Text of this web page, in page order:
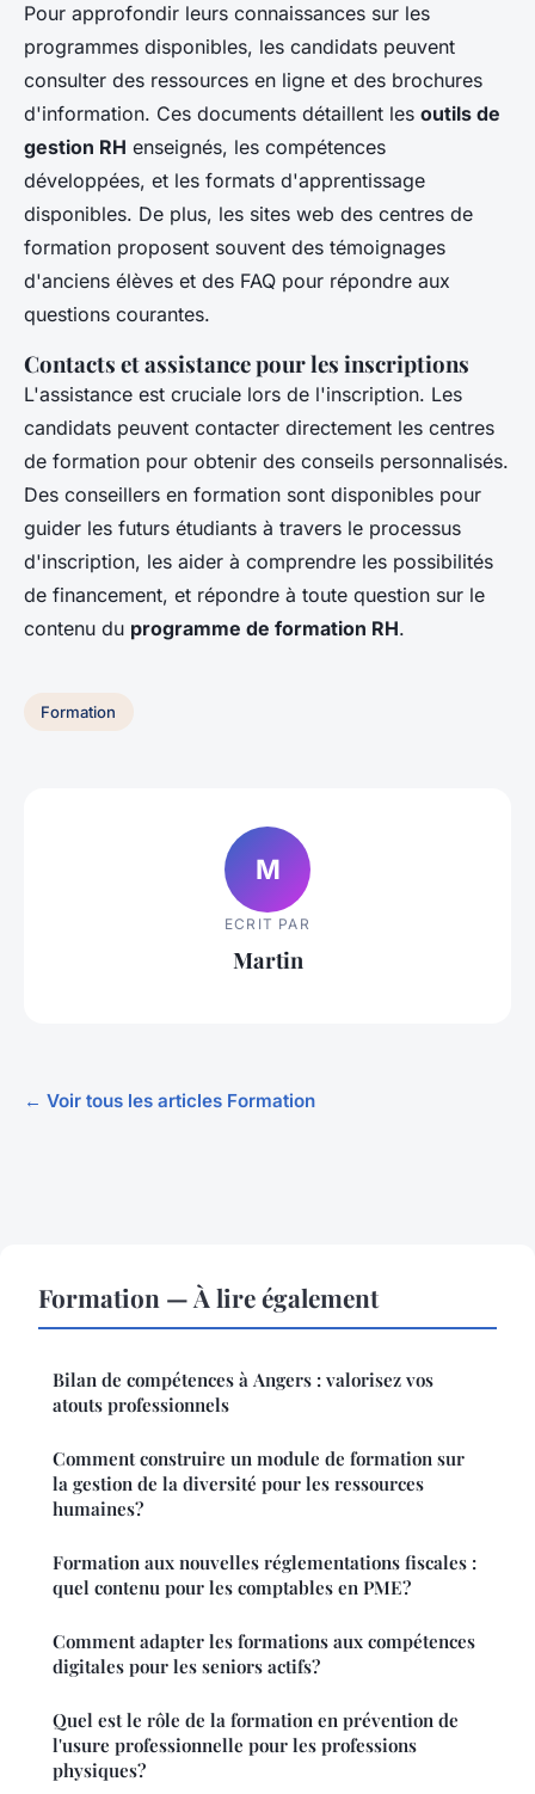
Pour approfondir leurs connaissances sur les
programmes disponibles, les candidats peuvent
consulter des ressources en ligne et des brochures
d'information. Ces documents détaillent les outils de
gestion RH enseignés, les compétences
développées, et les formats d'apprentissage
disponibles. De plus, les sites web des centres de
formation proposent souvent des témoignages
d'anciens élèves et des FAQ pour répondre aux
questions courantes.
Contacts et assistance pour les inscriptions
L'assistance est cruciale lors de l'inscription. Les
candidats peuvent contacter directement les centres
de formation pour obtenir des conseils personnalisés.
Des conseillers en formation sont disponibles pour
guider les futurs étudiants à travers le processus
d'inscription, les aider à comprendre les possibilités
de financement, et répondre à toute question sur le
contenu du programme de formation RH.
Formation
M
ECRIT PAR
Martin
← Voir tous les articles Formation
Formation — À lire également
Bilan de compétences à Angers : valorisez vos
atouts professionnels
Comment construire un module de formation sur
la gestion de la diversité pour les ressources
humaines?
Formation aux nouvelles réglementations fiscales :
quel contenu pour les comptables en PME?
Comment adapter les formations aux compétences
digitales pour les seniors actifs?
Quel est le rôle de la formation en prévention de
l'usure professionnelle pour les professions
physiques?